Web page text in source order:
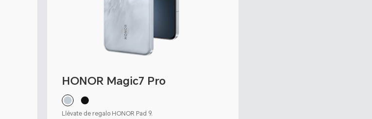
HONOR Magic7 Pro
Llévate de regalo HONOR Pad 9.